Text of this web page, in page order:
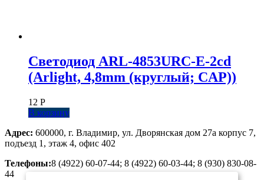
Светодиод ARL-4853URC-E-2cd
(Arlight, 4,8mm (круглый; CAP))
12 Р
В корзину
Адрес: 600000, г. Владимир, ул. Дворянская дом 27а корпус 7,
подъезд 1, этаж 4, офис 402
Телефоны:8 (4922) 60-07-44; 8 (4922) 60-03-44; 8 (930) 830-08-
44